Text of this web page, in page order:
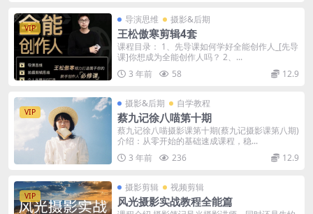
VIP
导演思维 摄影&后期
王松傲寒剪辑4套
课程目录： 1、先导课如何学好全能创作人_[先导
课]你想成为全能创作人吗？ 2、...
3 年前
58 12.9
VIP
摄影&后期 自学教程
蔡九记徐八喵第十期
蔡九记徐八喵摄影课第十期(蔡九记摄影课第八期)
介绍：从零开始的基础速成课程，稳...
3 年前
236 12.9
VIP
摄影剪辑 视频剪辑
风光摄影实战教程全能篇